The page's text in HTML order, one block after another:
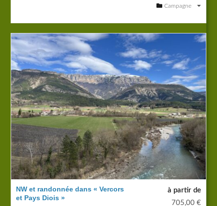
Campagne
NW et randonnée dans « Vercors
et Pays Diois »
à partir de
705,00 €